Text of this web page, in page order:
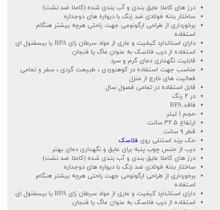
درز های کاملا عایق بندی و آب بندی شده (کاملا ضد نشت)
ساختار بدنه فولادی ضد زنگ با دیواره های دوجداره
برخورداری از طراحی ارگونومی جهت راحتی هرچه بیشتر هنگام
استفاده
دارای استاندارد کیفیت و عاری از مواد سرطان زای BPA یا بیسفنول ای
استفاده از درب فلاسک به عنوان ماگ یا فنجان
قابلیت نگهداری دمای گرم و سرد
مناسب جهت استفاده در کوهنوردی ، طبیعت گردی ، سفر و تمامی
فعالیت های خارج از منزل
قابل استفاده در تمامی فصول سال
در ۲ رنگ
فاقد BPA
حجم ۱ لیتر
ارتفاع ۳۲.۵ سانت
قطر ۹ سانت
حک برند استنلی روی فلاسک
درب از جنس چوب پنبه برای عایق و نگهداری دمای بهتر
درز های کاملا عایق بندی و آب بندی شده (کاملا ضد نشت)
ساختار بدنه فولادی ضد زنگ با دیواره های دوجداره
برخورداری از طراحی ارگونومی جهت راحتی هرچه بیشتر هنگام
استفاده
دارای استاندارد کیفیت و عاری از مواد سرطان زای BPA یا بیسفنول ای
استفاده از درب فلاسک به عنوان ماگ یا فنجان